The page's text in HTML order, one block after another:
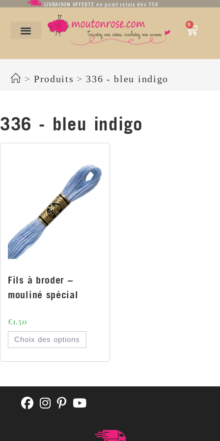
LIVRAISON OFFERTE en point relais dès 75€
0
> Produits > 336 - bleu indigo
336 - bleu indigo
Fils à broder –
mouliné spécial
€1.50
Choix des options